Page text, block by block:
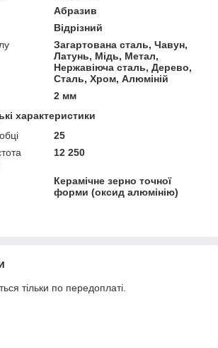
Абразив
Відрізний
Загартована сталь, Чавун,
Латунь, Мідь, Метал,
Нержавіюча сталь, Дерево,
Сталь, Хром, Алюміній
2 мм
характеристики
25
12 250
Керамічне зерно точної
форми (оксид алюмінію)
тільки по передоплаті.